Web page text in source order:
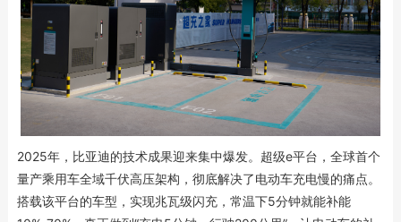
2025年，比亚迪的技术成果迎来集中爆发。超级e平台，全球首个
量产乘用车全域千伏高压架构，彻底解决了电动车充电慢的痛点。
搭载该平台的车型，实现兆瓦级闪充，常温下5分钟就能补能